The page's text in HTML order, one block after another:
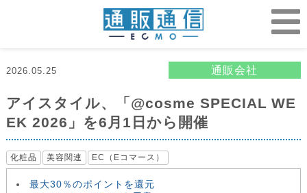
2026.05.25 通販会社
アイスタイル、「@cosme SPECIAL WE
EK 2026」を6月1日から開催
化粧品 美容関連 EC（Eコマース）
最大30％のポイントを還元